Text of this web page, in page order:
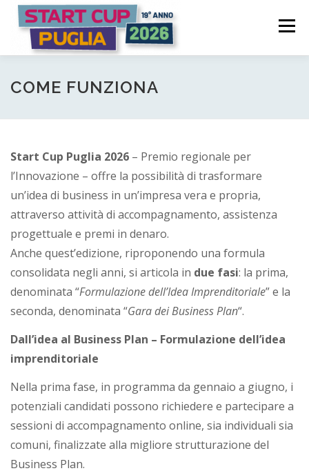
Passa
contenuto
a
t
u
p
P
u
g
Menù
COME FUNZIONA PARTECIPA
COME FUNZIONA
Start Cup Puglia 2026 – Premio regionale per
l’Innovazione – offre la possibilità di trasformare
un’idea di business in un’impresa vera e propria,
attraverso attività di accompagnamento, assistenza
progettuale e premi in denaro.
Anche quest’edizione, riproponendo una formula
consolidata negli anni, si articola in due fasi: la prima,
denominata “Formulazione dell’Idea Imprenditoriale” e la
seconda, denominata “Gara dei Business Plan“.
Dall’idea al Business Plan – Formulazione dell’idea
imprenditoriale
Nella prima fase, in programma da gennaio a giugno, i
potenziali candidati possono richiedere e partecipare a
sessioni di accompagnamento online, sia individuali sia
comuni, finalizzate alla migliore strutturazione del
Business Plan.